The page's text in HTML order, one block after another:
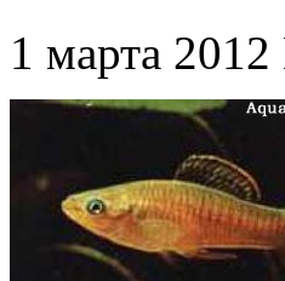
1 марта 2012